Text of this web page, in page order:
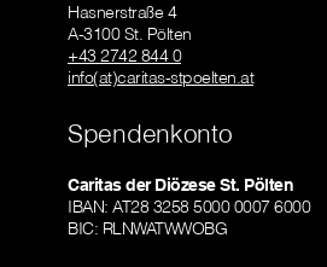
Hasnerstraße 4
A-3100 St. Pölten
+43 2742 844 0
info(at)caritas-stpoelten.at
Spendenkonto
Caritas der Diözese St. Pölten
IBAN: AT28 3258 5000 0007 6000
BIC: RLNWATWWOBG